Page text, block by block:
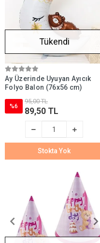
Tükendi
Ay Üzerinde Uyuyan Ayıcık
Folyo Balon (76x56 cm)
%6
95,00 TL
89,50 TL
Stokta Yok